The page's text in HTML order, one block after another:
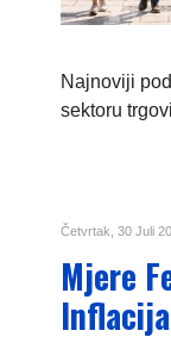
Najnoviji
sektoru
Četvrtak, 30 Juli
Mjere